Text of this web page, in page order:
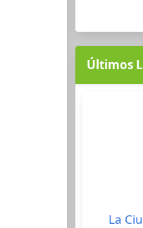
Últimos
La